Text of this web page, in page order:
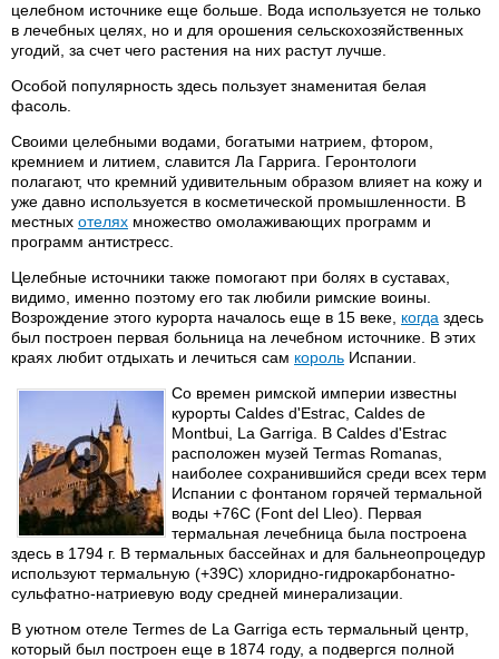
целебном источнике еще больше. Вода используется не только
в лечебных целях, но и для орошения сельскохозяйственных
угодий, за счет чего растения на них растут лучше.
Особой популярность здесь пользует знаменитая белая
фасоль.
Своими целебными водами, богатыми натрием, фтором,
кремнием и литием, славится Ла Гаррига. Геронтологи
полагают, что кремний удивительным образом влияет на кожу и
уже давно используется в косметической промышленности. В
местных отелях множество омолаживающих программ и
программ антистресс.
Целебные источники также помогают при болях в суставах,
видимо, именно поэтому его так любили римские воины.
Возрождение этого курорта началось еще в 15 веке, когда здесь
был построен первая больница на лечебном источнике. В этих
краях любит отдыхать и лечиться сам король Испании.
Со времен римской империи известны
курорты Caldes d'Estrac, Caldes de
Montbui, La Garriga. В Caldes d'Estrac
расположен музей Termas Romanas,
наиболее сохранившийся среди всех терм
Испании с фонтаном горячей термальной
воды +76С (Font del Lleo). Первая
термальная лечебница была построена
здесь в 1794 г. В термальных бассейнах и для бальнеопроцедур
используют термальную (+39С) хлоридно-гидрокарбонатно-
сульфатно-натриевую воду средней минерализации.
В уютном отеле Termes de La Garriga есть термальный центр,
который был построен еще в 1874 году, а подвергся полной